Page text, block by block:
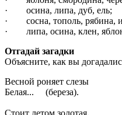
· осина, липа, дуб, ель;
· сосна, тополь, рябина,
· липа, осина, клен,
Отгадай загадки
Объясните, как вы
Весной роняет слезы
Белая... (береза).
Стоит летом золотая,